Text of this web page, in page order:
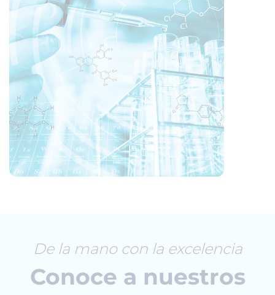
De la mano con la excelencia
Conoce a nuestros